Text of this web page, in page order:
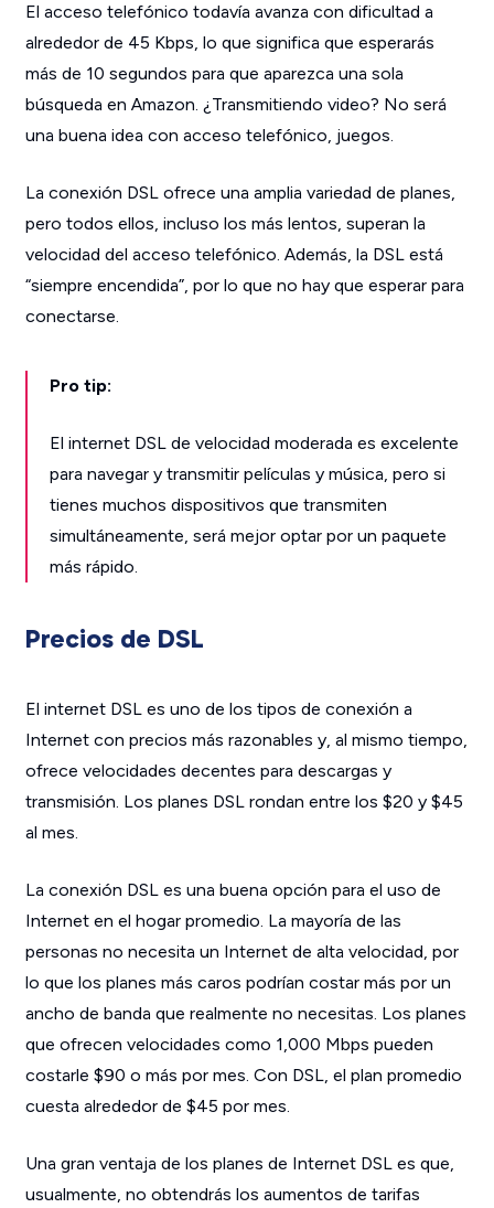
El acceso telefónico todavía avanza con dificultad a
alrededor de 45 Kbps, lo que significa que esperarás
más de 10 segundos para que aparezca una sola
búsqueda en Amazon. ¿Transmitiendo video? No será
una buena idea con acceso telefónico, juegos.
La conexión DSL ofrece una amplia variedad de planes,
pero todos ellos, incluso los más lentos, superan la
velocidad del acceso telefónico. Además, la DSL está
“siempre encendida”, por lo que no hay que esperar para
conectarse.
Pro tip:
El internet DSL de velocidad moderada es excelente
para navegar y transmitir películas y música, pero si
tienes muchos dispositivos que transmiten
simultáneamente, será mejor optar por un paquete
más rápido.
Precios de DSL
El internet DSL es uno de los tipos de conexión a
Internet con precios más razonables y, al mismo tiempo,
ofrece velocidades decentes para descargas y
transmisión. Los planes DSL rondan entre los $20 y $45
al mes.
La conexión DSL es una buena opción para el uso de
Internet en el hogar promedio. La mayoría de las
personas no necesita un Internet de alta velocidad, por
lo que los planes más caros podrían costar más por un
ancho de banda que realmente no necesitas. Los planes
que ofrecen velocidades como 1,000 Mbps pueden
costarle $90 o más por mes. Con DSL, el plan promedio
cuesta alrededor de $45 por mes.
Una gran ventaja de los planes de Internet DSL es que,
usualmente, no obtendrás los aumentos de tarifas